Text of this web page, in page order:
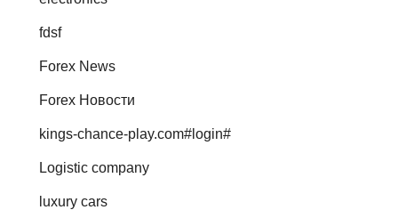
fdsf
Forex News
Forex Новости
kings-chance-play.com#login#
Logistic company
luxury cars